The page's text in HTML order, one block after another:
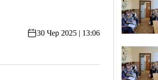
30 Чер 2025 | 13:06